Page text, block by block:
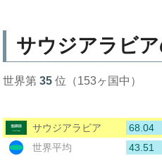
サウジアラビ
世界第35 位（153ヶ国中）
サウジアラビア
68.04
世界平均
43.51